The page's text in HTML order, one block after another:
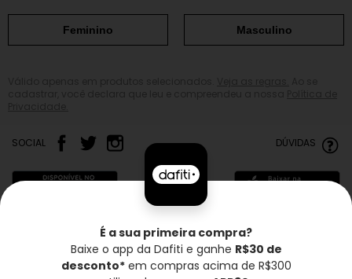
Feminino Masculino
SOCIAL DÚVIDAS
Frete grátis* Troca grátis Entrega rápida
É a sua primeira compra?
Baixe o app da Dafiti e ganhe R$30 de
desconto*em compras acima de R$300